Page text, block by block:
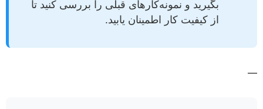
بگیرید و نمونه‌کارهای قبلی را بررسی کنید تا
از کیفیت کار اطمینان یابید.
—